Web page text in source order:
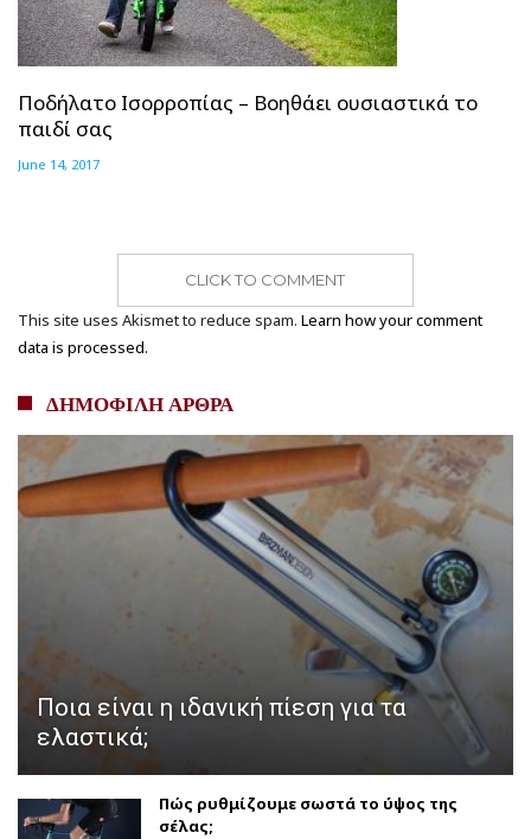
Ποδήλατο Ισορροπίας – Βοηθάει ουσιαστικά το
παιδί σας
June 14, 2017
CLICK TO COMMENT
This site uses Akismet to reduce spam. Learn how your comment
data is processed.
ΔΗΜΟΦΙΛΗ ΑΡΘΡΑ
Ποια είναι η ιδανική πίεση για τα
ελαστικά;
Πώς ρυθμίζουμε σωστά το ύψος της
σέλας;